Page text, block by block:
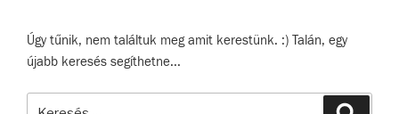
Úgy tűnik, nem találtuk meg amit kerestünk. :) Talán, egy
újabb keresés segíthetne...